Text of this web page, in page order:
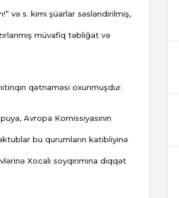
və s. kimi şüarlar səsləndirilmiş,
müvafiq təbliğat və
qətnaməsi oxunmuşdur.
Avropa Komissiyasının
bu qurumların katibliyinə
Xocalı soyqırımına diqqət